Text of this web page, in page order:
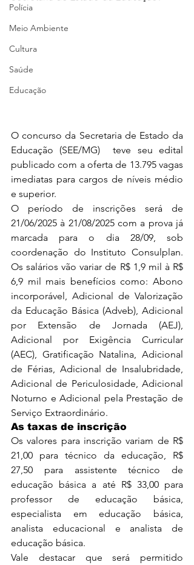
Polícia
Meio Ambiente
Cultura
Saúde
Educação
O concurso da Secretaria de Estado da
Educação (SEE/MG)  teve seu edital
publicado com a oferta de 13.795 vagas
imediatas para cargos de níveis médio
e superior.
O período de inscrições será de
21/06/2025 à 21/08/2025 com a prova já
marcada para o dia 28/09, sob
coordenação do Instituto Consulplan.
Os salários vão variar de R$ 1,9 mil à R$
6,9 mil mais benefícios como: Abono
incorporável, Adicional de Valorização
da Educação Básica (Adveb), Adicional
por Extensão de Jornada (AEJ),
Adicional por Exigência Curricular
(AEC), Gratificação Natalina, Adicional
de Férias, Adicional de Insalubridade,
Adicional de Periculosidade, Adicional
Noturno e Adicional pela Prestação de
Serviço Extraordinário.
As taxas de inscrição
Os valores para inscrição variam de R$
21,00 para técnico da educação, R$
27,50 para assistente técnico de
educação básica a até R$ 33,00 para
professor de educação básica,
especialista em educação básica,
analista educacional e analista de
educação básica.
Vale destacar que será permitido